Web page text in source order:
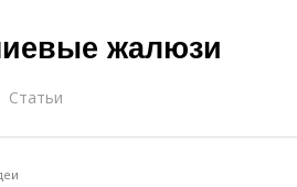
жалюзи
Статьи